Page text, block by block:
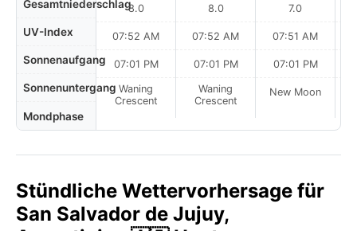
Gesamtniederschlag
UV-Index
Sonnenaufgang
Sonnenuntergang
Mondphase
8.0
07:52 AM
07:01 PM
Waning
Crescent
8.0
07:52 AM
07:01 PM
Waning
Crescent
7.0
07:51 AM
07:01 PM
New Moon
Stündliche Wettervorhersage für
San Salvador de Jujuy,